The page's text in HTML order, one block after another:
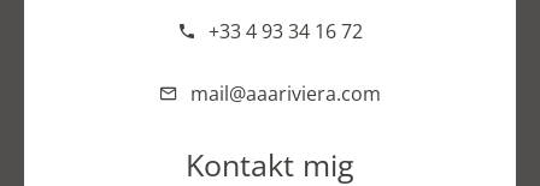
+33 4 93 34 16 72
mail@aaariviera.com
Kontakt mig